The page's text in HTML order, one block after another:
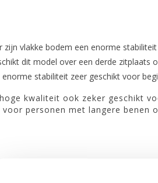
vlakke bodem een enorme
dit model over een derde
stabiliteit zeer geschikt voor
kwaliteit ook zeker geschikt
personen met langere benen